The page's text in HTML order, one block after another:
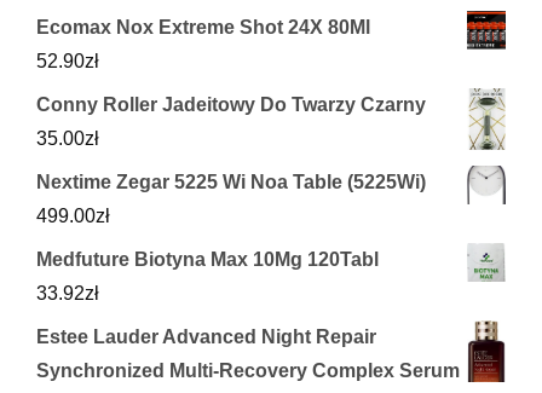
Ecomax Nox Extreme Shot 24X 80Ml
52.90zł
Conny Roller Jadeitowy Do Twarzy Czarny
35.00zł
Nextime Zegar 5225 Wi Noa Table (5225Wi)
499.00zł
Medfuture Biotyna Max 10Mg 120Tabl
33.92zł
Estee Lauder Advanced Night Repair
Synchronized Multi-Recovery Complex Serum